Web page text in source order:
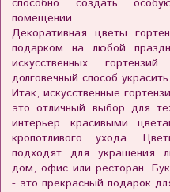
помещении.
Декоративная цветы
подарком на любой
искусственных
долговечный способ
Итак, искусственные
это отличный выбор для
интерьер красивыми
кропотливого ухода.
подходят для украшения
дом, офис или ресторан.
- это прекрасный подарок